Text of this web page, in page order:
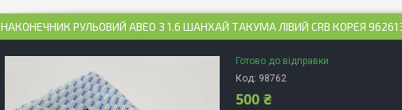
НАКОНЕЧНИК РУЛЬОВИЙ АВЕО 3 1.6 ШАНХАЙ ТАКУМА ЛІВИЙ CRB КОРЕЯ
Готово до відправки
Код: 98762
500 ₴